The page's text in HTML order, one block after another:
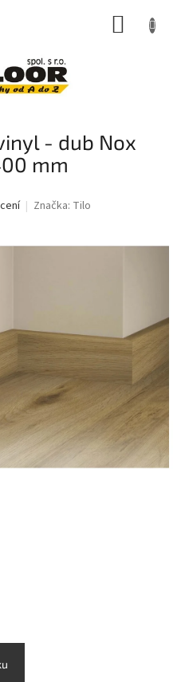
- dub Nox
mm
Značka: Tilo